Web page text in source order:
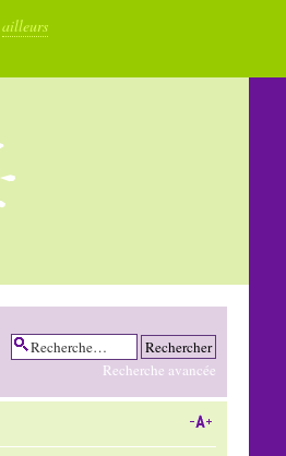
ailleurs
Recherche avancée